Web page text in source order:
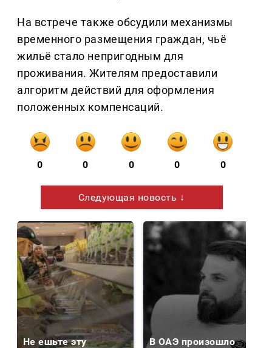
На встрече также обсудили механизмы
временного размещения граждан, чьё
жильё стало непригодным для
проживания. Жителям предоставили
алгоритм действий для оформления
положенных компенсаций.
0 0 0 0 0
Следующая новость ↓
Не ешьте эту
В ОАЭ произошло